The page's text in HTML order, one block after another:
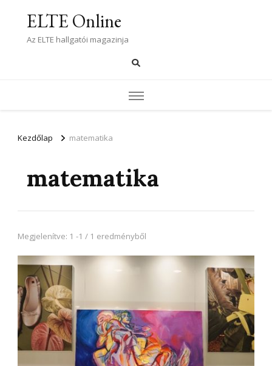
ELTE Online
Az ELTE hallgatói magazinja
Kezdőlap matematika
matematika
Megjelenítve: 1 -1 / 1 eredményből